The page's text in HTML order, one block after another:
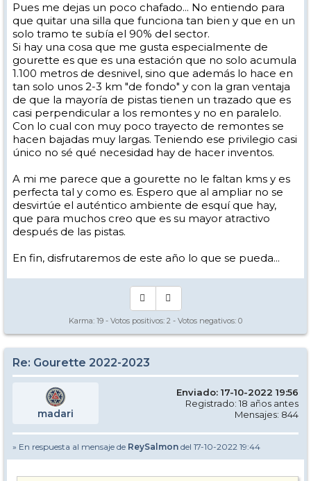
ampliar Gourette a Anglas sería un notición y un primer posible
paso a la unión con Artouste en el futuro. Vamos a ver, paso a paso.
Ahora mismo, Gourette, para el que no sufre de kilometritis, es una
gozada. Con Anglas, sería la caña y uniendo a Artouste, la bomba
Pues me dejas un poco chafado... No entiendo para
que quitar una silla que funciona tan bien y que en un
solo tramo te subía el 90% del sector.
Si hay una cosa que me gusta especialmente de
gourette es que es una estación que no solo acumula
1.100 metros de desnivel, sino que además lo hace en
tan solo unos 2-3 km "de fondo" y con la gran ventaja
de que la mayoría de pistas tienen un trazado que es
casi perpendicular a los remontes y no en paralelo.
Con lo cual con muy poco trayecto de remontes se
hacen bajadas muy largas. Teniendo ese privilegio casi
único no sé qué necesidad hay de hacer inventos.
A mi me parece que a gourette no le faltan kms y es
perfecta tal y como es. Espero que al ampliar no se
desvirtúe el auténtico ambiente de esquí que hay,
que para muchos creo que es su mayor atractivo
después de las pistas.
En fin, disfrutaremos de este año lo que se pueda...
Karma: 19 - Votos positivos: 2 - Votos negativos: 0
Re: Gourette 2022-2023
madari
Enviado: 17-10-2022 19:56
Registrado: 18 años antes
Mensajes: 844
» En respuesta al mensaje de ReySalmon del 17-10-2022 19:44